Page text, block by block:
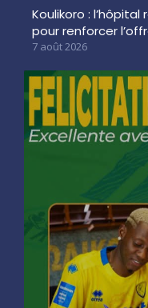
Koulikoro :
pour renforcer
7 août 2026